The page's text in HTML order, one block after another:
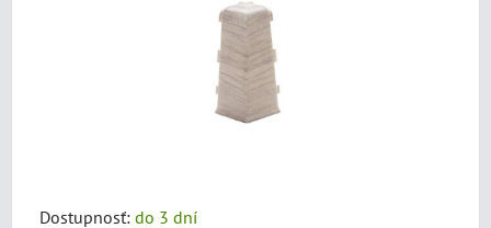
Dostupnosť: do 3 dní